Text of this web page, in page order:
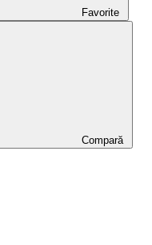
Favorite
Compară